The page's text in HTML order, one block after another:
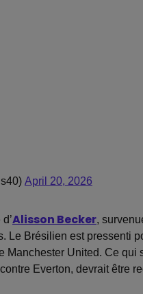
April 20, 2026
Alisson Becker,
Le Brésilien est pressenti
Manchester United. Ce qui
Everton, devrait être